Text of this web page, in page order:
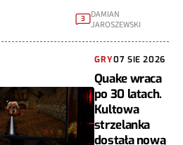
3 DAMIAN
JAROSZEWSKI
GRY07 SIE 2026
Quake wraca
po 30 latach.
Kultowa
strzelanka
dostała nową